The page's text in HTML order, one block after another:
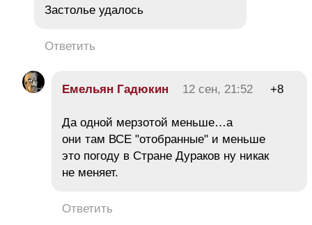
Застолье удалось
Ответить
Емельян Гадюкин 12 сен, 21:52 +8
Да одной мерзотой меньше…а
они там ВСЕ "отобранные" и меньше
это погоду в Стране Дураков ну никак
не меняет.
Ответить